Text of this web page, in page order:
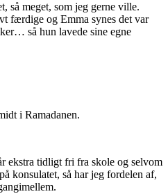
så meget, som jeg gerne ville.
færdige og Emma synes det var
så hun lavede sine egne
i Ramadanen.
ekstra tidligt fri fra skole og selvom
konsulatet, så har jeg fordelen af,